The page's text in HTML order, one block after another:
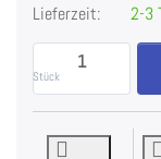
Lieferzeit: 2-3
Stück